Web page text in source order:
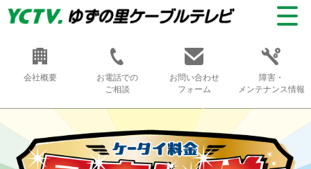
会社概要
お電話での
ご相談
お問い合わせ
フォーム
障害・
メンテナンス情報